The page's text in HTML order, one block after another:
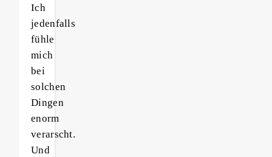
Ich
jedenfalls
fühle
mich
bei
solchen
Dingen
enorm
verarscht.
Und